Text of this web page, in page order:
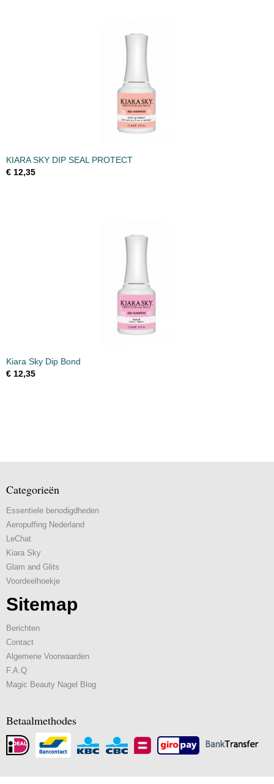
KIARA SKY DIP SEAL PROTECT
€ 12,35
Kiara Sky Dip Bond
€ 12,35
Categorieën
Essentiele benodigdheden
Aeropuffing Nederland
LeChat
Kiara Sky
Glam and Glits
Voordeelhoekje
Sitemap
Berichten
Contact
Algemene Voorwaarden
F.A.Q
Magic Beauty Nagel Blog
Betaalmethodes